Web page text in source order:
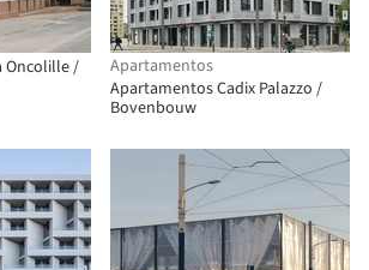
Oncolille /
Apartamentos
Apartamentos Cadix Palazzo /
Bovenbouw